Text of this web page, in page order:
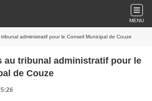
MENU
administratif pour le Conseil Municipal de Couze
au tribunal administratif pour le
de Couze